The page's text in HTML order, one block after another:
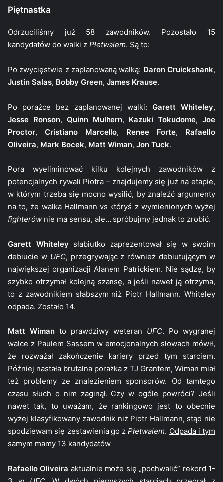
Piętnastka
Odrzuciliśmy już 58 zawodników. Pozostało 15
kandydatów do walki z Płetwalem. Są to:
Po zwycięstwie z zaplanowaną walką: Daron Cruickshank,
Justin Salas, Bobby Green, James Krause.
Po porażce bez zaplanowanej walki: Garett Whiteley,
Jesse Ronson, Quinn Mulhern, Kazuki Tokudome, Joe
Proctor, Cristiano Marcello, Renee Forte, Rafaello
Oliveira, Mark Bocek, Matt Wiman, Jon Tuck.
Pora wyeliminować kilku kolejnych zawodników z
potencjalnych rywali Piotra – znajdujemy się już na etapie,
w którym trzeba się mocno wysilić, by znaleźć argumenty
na to, że walka Hallmann vs któryś z wymienionych wyżej
fighterów nie ma sensu, ale… spróbujmy jednak to zrobić.
Garett Whiteley słabiutko zaprezentował się w swoim
debiucie w UFC, przegrywając z również debiutującym w
największej organizacji Alanem Patrickiem. Nie sądzę, by
szybko otrzymał kolejną szansę, a jeśli nawet ją otrzyma,
to z zawodnikiem słabszym niż Piotr Hallmann. Whiteley
odpada. Zostało 14.
Matt Wiman to prawdziwy weteran UFC. Po wygranej
walce z Paulem Sassem w emocjonalnych słowach mówił,
że rozważał zakończenie kariery przed tym starciem.
Później nastała brutalna porażka z TJ Grantem, Wiman miał
też problemy ze znalezieniem sponsorów. Od tamtego
czasu słuch o nim zaginął. Czy w ogóle powróci? Jeśli
nawet tak, to uważam, że rankingowo jest to obecnie
wyżej klasyfikowany zawodnik niż Piotr Hallmann, stąd nie
spodziewam się zestawienia go zPłetwalem. Odpada i tym
samym mamy 13 kandydatów.
Rafaello Oliveira aktualnie może się „pochwalić” rekord 1-